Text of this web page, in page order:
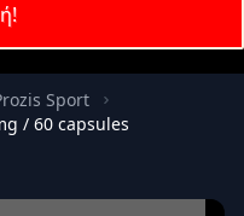
Sport
/ 60 capsules